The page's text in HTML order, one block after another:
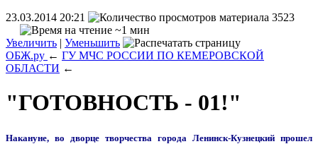
23.03.2014 20:21
3523
~1 мин
Увеличить | Уменьшить
ОБЖ.ру ← ГУ МЧС РОССИИ ПО КЕМЕРОВСКОЙ
ОБЛАСТИ ←
"ГОТОВНОСТЬ - 01!"
Накануне, во дворце творчества города Ленинск-Кузнецкий прошел